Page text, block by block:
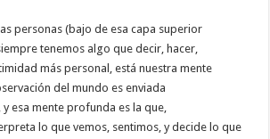
personas (bajo de esa capa superior
tenemos algo que decir, hacer,
más personal, está nuestra mente
del mundo es enviada
esa mente profunda es la que,
lo que vemos, sentimos, y decide lo que